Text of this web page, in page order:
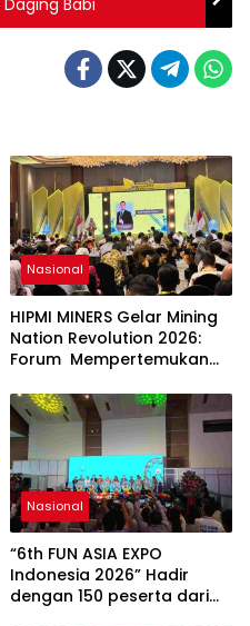
Nasional
HIPMI MINERS Gelar Mining
Nation Revolution 2026:
Forum Mempertemukan
Investor, Akademisi, dan
Pengusaha dalam
Mendukung Percepatan
Hilirisasi Nasional.
Nasional
“6th FUN ASIA EXPO
Indonesia 2026” Hadir
dengan 150 peserta dari